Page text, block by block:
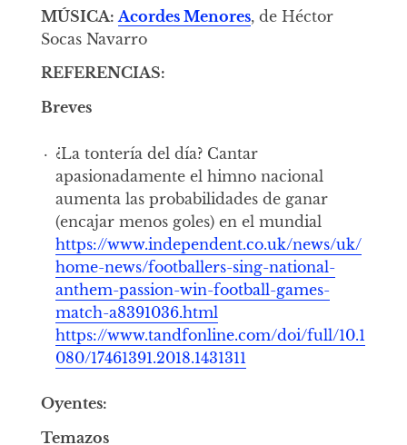
MÚSICA: Acordes Menores, de Héctor
Socas Navarro
REFERENCIAS:
Breves
¿La tontería del día? Cantar
apasionadamente el himno nacional
aumenta las probabilidades de ganar
(encajar menos goles) en el mundial
https://www.independent.co.uk/news/uk/
home-news/footballers-sing-national-
anthem-passion-win-football-games-
match-a8391036.html
https://www.tandfonline.com/doi/full/10.1
080/17461391.2018.1431311
Oyentes:
Temazos